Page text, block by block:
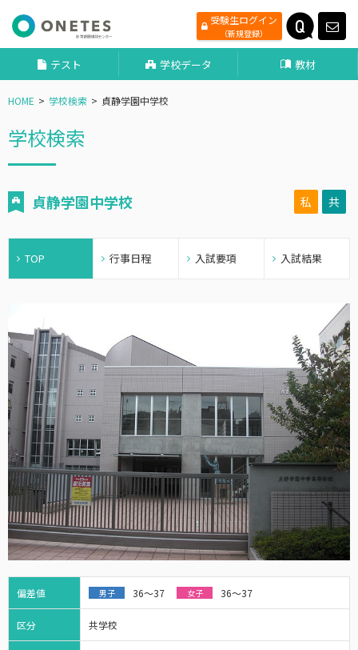
受験生ログイン
（新規登録）
テスト 学校データ 教材
HOME 学校検索 貞静学園中学校
学校検索
貞静学園中学校 私 共
TOP 行事日程 入試要項 入試結果
偏差値 男子 36～37 女子 36～37
区分 共学校